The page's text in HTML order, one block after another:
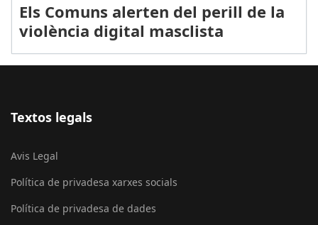
Els Comuns alerten del perill de la
violència digital masclista
Textos legals
Avis Legal
Política de privadesa xarxes socials
Política de privadesa de dades